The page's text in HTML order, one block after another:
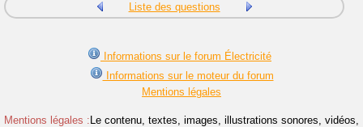
Liste des questions
Informations sur le forum Électricité
Informations sur le moteur du forum
Mentions légales
Mentions légales : Le contenu, textes, images, illustrations sonores, vidéos,